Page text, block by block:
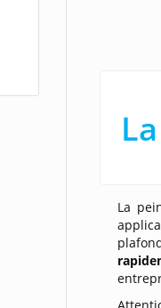
La